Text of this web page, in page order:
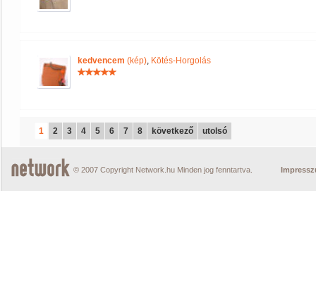
kedvencem (kép), Kötés-Horgolás
1 2 3 4 5 6 7 8 következő utolsó
© 2007 Copyright Network.hu Minden jog fenntartva.